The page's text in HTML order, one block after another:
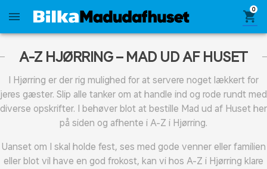
menu shopping_cart
0
A-Z HJØRRING – MAD UD AF HUSET
I Hjørring er der rig mulighed for at servere noget lækkert for
jeres gæster. Slip alle tanker om at handle ind og rode rundt med
diverse opskrifter. I behøver blot at bestille Mad ud af Huset her
på siden og afhente i A-Z i Hjørring.
Uanset om I skal holde fest, ses med gode venner eller familien
eller blot vil have en god frokost, kan vi hos A-Z i Hjørring klare